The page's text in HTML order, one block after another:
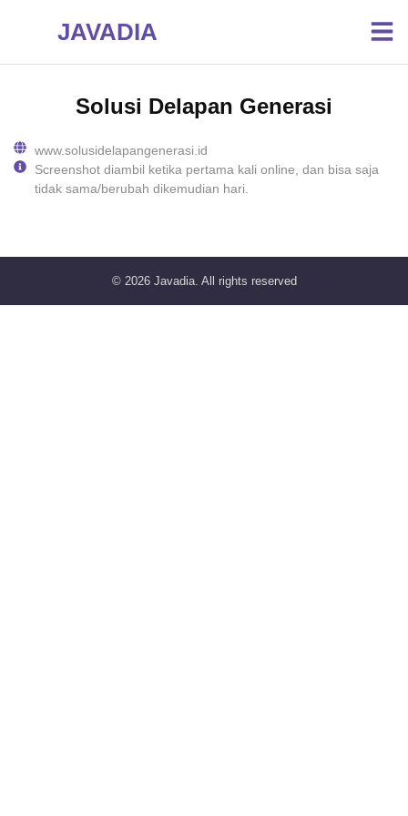
JAVADIA
Solusi Delapan Generasi
www.solusidelapangenerasi.id
Screenshot diambil ketika pertama kali online, dan bisa saja
tidak sama/berubah dikemudian hari.
© 2026 Javadia. All rights reserved